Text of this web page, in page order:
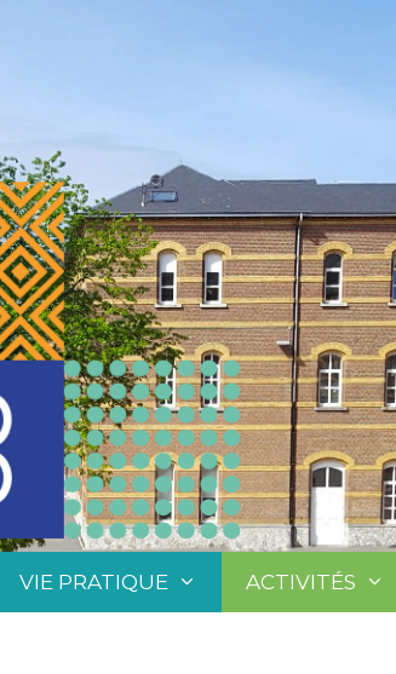
VIE PRATIQUE ACTIVITÉS